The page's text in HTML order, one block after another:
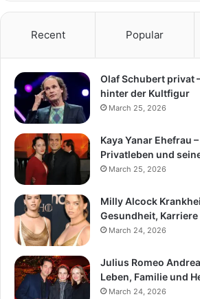
Recent Popular
Olaf Schubert privat
hinter der Kultfigur
March 25, 2026
Kaya Yanar Ehefrau
Privatleben und
March 25, 2026
Milly Alcock
Gesundheit,
March 24, 2026
Julius Romeo
Leben, Familie und
March 24, 2026